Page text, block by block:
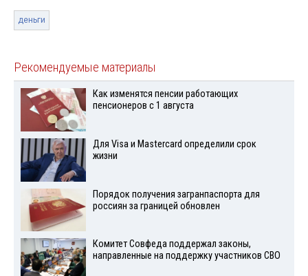
деньги
Рекомендуемые материалы
Как изменятся пенсии работающих
пенсионеров с 1 августа
Для Visа и Mastercard определили срок
жизни
Порядок получения загранпаспорта для
россиян за границей обновлен
Комитет Совфеда поддержал законы,
направленные на поддержку участников СВО